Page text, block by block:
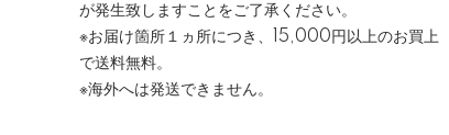
が発生致しますことをご了承ください。
※お届け箇所１ヵ所につき、15,000円以上のお買上
で送料無料。
※海外へは発送できません。